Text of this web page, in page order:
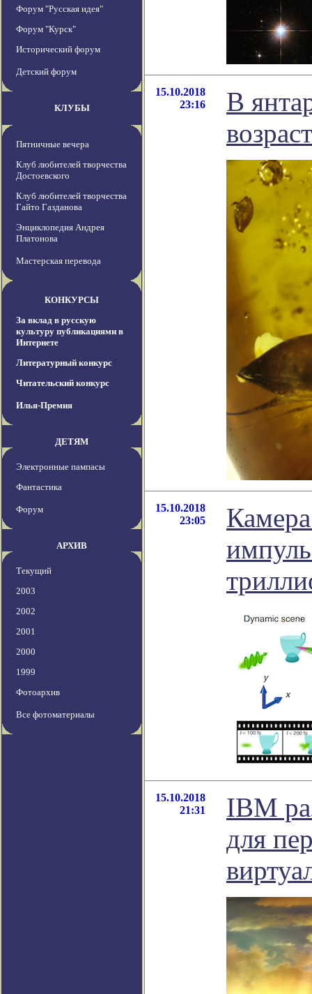
Форум "Русская идея"
Форум "Курск"
Исторический форум
Детский форум
КЛУБЫ
Пятничные вечера
Клуб любителей творчества
Достоевского
Клуб любителей творчества
Гайто Газданова
Энциклопедия Андрея
Платонова
Мастерская перевода
КОНКУРСЫ
За вклад в русскую
культуру публикациями в
Интернете
Литературный конкурс
Читательский конкурс
Илья-Премия
ДЕТЯМ
Электронные пампасы
Фантастика
Форум
АРХИВ
Текущий
2003
2002
2001
2000
1999
Фотоархив
Все фотоматериалы
15.10.2018
23:16
В
15.10.2018
23:05
15.10.2018
21:31
IBM
для